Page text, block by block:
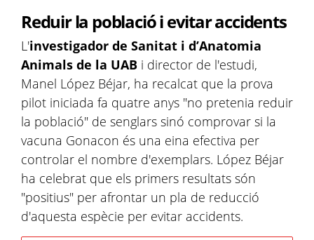
Reduir la població i evitar accidents
L'investigador de Sanitat i d’Anatomia
Animals de la UAB i director de l'estudi,
Manel López Béjar, ha recalcat que la prova
pilot iniciada fa quatre anys "no pretenia reduir
la població" de senglars sinó comprovar si la
vacuna Gonacon és una eina efectiva per
controlar el nombre d'exemplars. López Béjar
ha celebrat que els primers resultats són
"positius" per afrontar un pla de reducció
d'aquesta espècie per evitar accidents.